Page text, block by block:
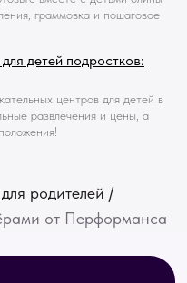
граммовка и пошаговое
детей подростков:
центров для детей в
развлечения и цены, а
родителей /
от Перформанса